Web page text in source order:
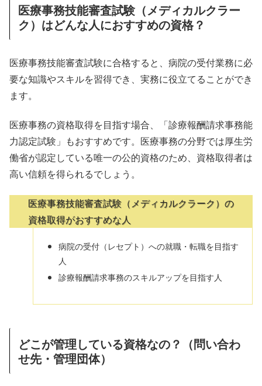
医療事務技能審査試験（メディカルクラー
ク）はどんな人におすすめの資格？
医療事務技能審査試験に合格すると、病院の受付業務に必
要な知識やスキルを習得でき、実務に役立てることができ
ます。
医療事務の資格取得を目指す場合、「診療報酬請求事務能
力認定試験」もおすすめです。医療事務の分野では厚生労
働省が認定している唯一の公的資格のため、資格取得者は
高い信頼を得られるでしょう。
医療事務技能審査試験（メディカルクラーク）の
資格取得がおすすめな人
病院の受付（レセプト）への就職・転職を目指す
人
診療報酬請求事務のスキルアップを目指す人
どこが管理している資格なの？（問い合わ
せ先・管理団体）